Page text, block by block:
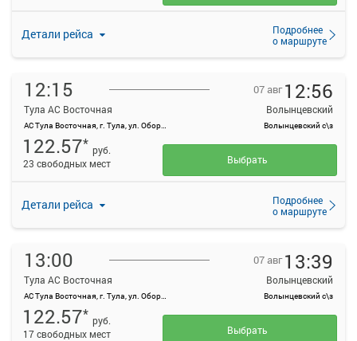
Детали рейса
Подробнее
о маршруте
12:15
Тула АС Восточная
АС Тула Восточная, г. Тула, ул. Оборонная, 83
07 авг 12:56
Волынцевский
Волынцевский с\з
Детали рейса
Подробнее
о маршруте
122.57* руб.
23 свободных мест
Выбрать
13:00
Тула АС Восточная
АС Тула Восточная, г. Тула, ул. Оборонная, 83
07 авг 13:39
Волынцевский
Волынцевский с\з
122.57* руб.
17 свободных мест
Выбрать